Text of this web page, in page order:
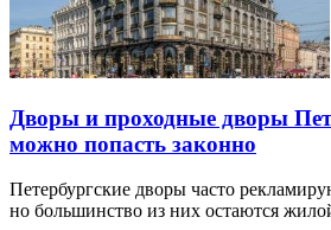
Дворы и проходные дворы
можно попасть законно
Петербургские дворы часто
но большинство из них остаются